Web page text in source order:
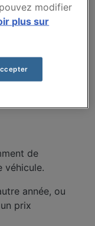
de
véhicule.
année, ou
prix
modifier
plus sur